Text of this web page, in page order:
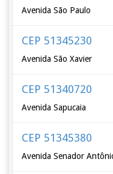
Avenida São Paulo
CEP 51345230
Avenida São Xavier
CEP 51340720
Avenida Sapucaia
CEP 51345380
Avenida Senador